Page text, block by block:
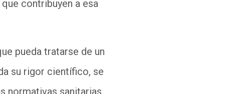
contribuyen a esa
pueda tratarse de un
su rigor científico, se
normativas sanitarias,